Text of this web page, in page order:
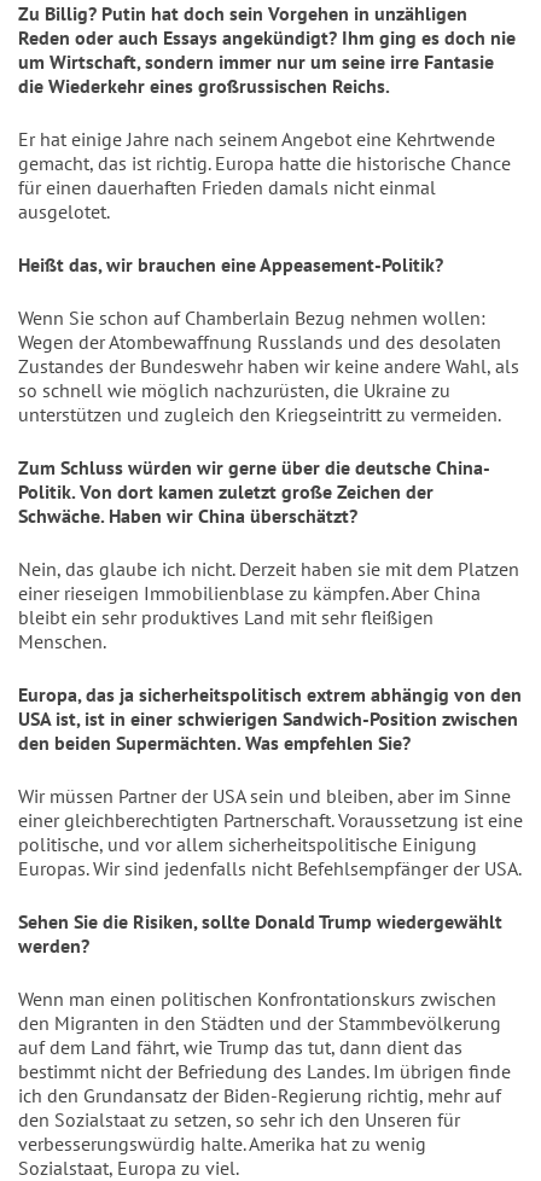
Zu Billig? Putin hat doch sein Vorgehen in unzähligen
Reden oder auch Essays angekündigt? Ihm ging es doch nie
um Wirtschaft, sondern immer nur um seine irre Fantasie
die Wiederkehr eines großrussischen Reichs.
Er hat einige Jahre nach seinem Angebot eine Kehrtwende
gemacht, das ist richtig. Europa hatte die historische Chance
für einen dauerhaften Frieden damals nicht einmal
ausgelotet.
Heißt das, wir brauchen eine Appeasement-Politik?
Wenn Sie schon auf Chamberlain Bezug nehmen wollen:
Wegen der Atombewaffnung Russlands und des desolaten
Zustandes der Bundeswehr haben wir keine andere Wahl, als
so schnell wie möglich nachzurüsten, die Ukraine zu
unterstützen und zugleich den Kriegseintritt zu vermeiden.
Zum Schluss würden wir gerne über die deutsche China-
Politik. Von dort kamen zuletzt große Zeichen der
Schwäche. Haben wir China überschätzt?
Nein, das glaube ich nicht. Derzeit haben sie mit dem Platzen
einer rieseigen Immobilienblase zu kämpfen. Aber China
bleibt ein sehr produktives Land mit sehr fleißigen
Menschen.
Europa, das ja sicherheitspolitisch extrem abhängig von den
USA ist, ist in einer schwierigen Sandwich-Position zwischen
den beiden Supermächten. Was empfehlen Sie?
Wir müssen Partner der USA sein und bleiben, aber im Sinne
einer gleichberechtigten Partnerschaft. Voraussetzung ist eine
politische, und vor allem sicherheitspolitische Einigung
Europas. Wir sind jedenfalls nicht Befehlsempfänger der USA.
Sehen Sie die Risiken, sollte Donald Trump wiedergewählt
werden?
Wenn man einen politischen Konfrontationskurs zwischen
den Migranten in den Städten und der Stammbevölkerung
auf dem Land fährt, wie Trump das tut, dann dient das
bestimmt nicht der Befriedung des Landes. Im übrigen finde
ich den Grundansatz der Biden-Regierung richtig, mehr auf
den Sozialstaat zu setzen, so sehr ich den Unseren für
verbesserungswürdig halte. Amerika hat zu wenig
Sozialstaat, Europa zu viel.